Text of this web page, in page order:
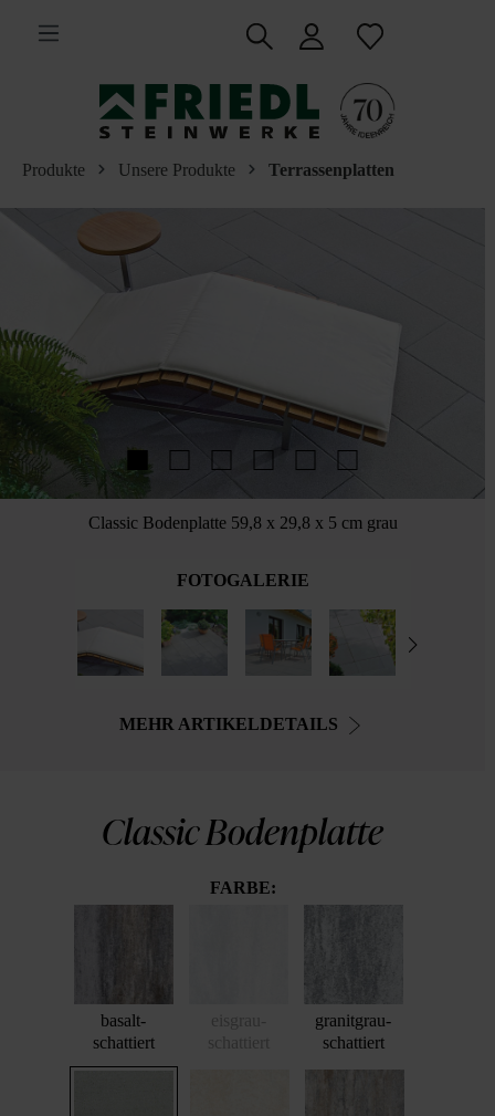
springen
Produkte Unsere Produkte Terrassenplatten
Classic Bodenplatte 59,8 x 29,8 x 5 cm grau
FOTOGALERIE
MEHR ARTIKELDETAILS
Classic Bodenplatte
FARBE:
basalt-
schattiert
granitgrau-
schattiert